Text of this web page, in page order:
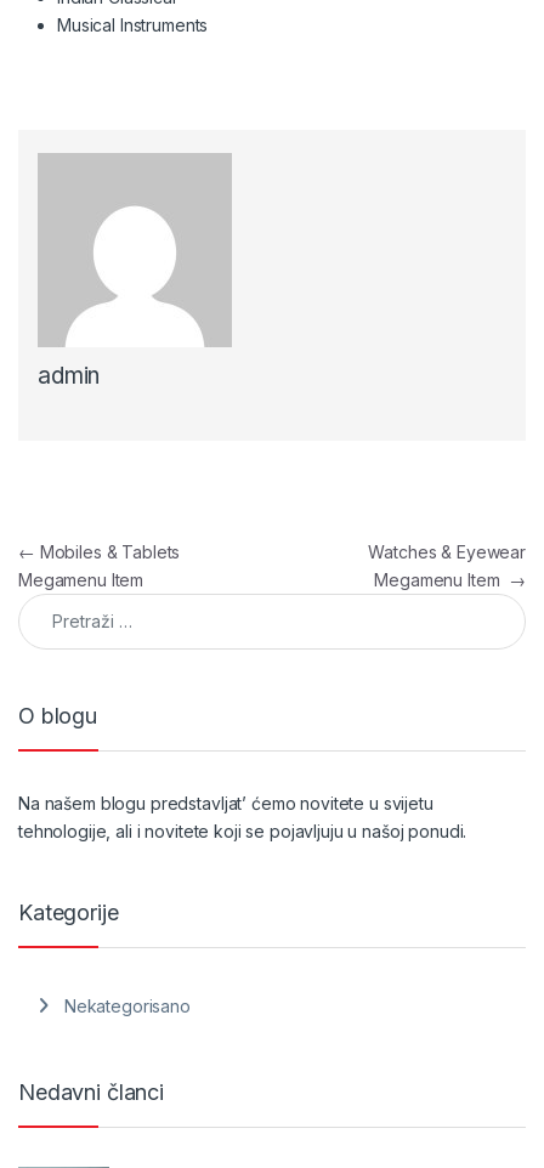
Musical Instruments
admin
Navigacija članaka
← Mobiles & Tablets
Megamenu Item
Watches & Eyewear
Megamenu Item →
Pretraga:
O blogu
Na našem blogu predstavljat’ ćemo novitete u svijetu
tehnologije, ali i novitete koji se pojavljuju u našoj ponudi.
Kategorije
Nekategorisano
Nedavni članci